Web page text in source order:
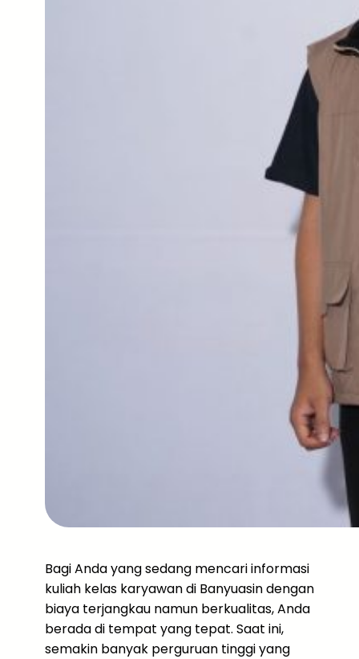
Bagi Anda yang sedang mencari informasi
kuliah kelas karyawan di Banyuasin dengan
biaya terjangkau namun berkualitas, Anda
berada di tempat yang tepat. Saat ini,
semakin banyak perguruan tinggi yang